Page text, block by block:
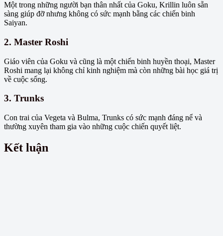
Một trong những người bạn thân nhất của Goku, Krillin luôn sẵn
sàng giúp đỡ nhưng không có sức mạnh bằng các chiến binh
Saiyan.
2. Master Roshi
Giáo viên của Goku và cũng là một chiến binh huyền thoại, Master
Roshi mang lại không chỉ kinh nghiệm mà còn những bài học giá trị
về cuộc sống.
3. Trunks
Con trai của Vegeta và Bulma, Trunks có sức mạnh đáng nể và
thường xuyên tham gia vào những cuộc chiến quyết liệt.
Kết luận